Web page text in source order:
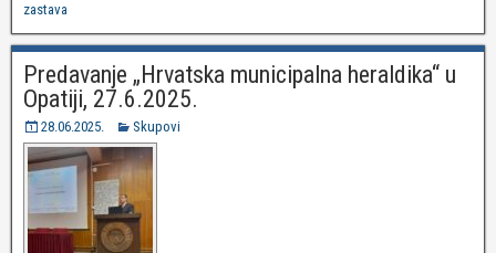
zastava
Predavanje „Hrvatska municipalna heraldika“ u
Opatiji, 27.6.2025.
28.06.2025. Skupovi